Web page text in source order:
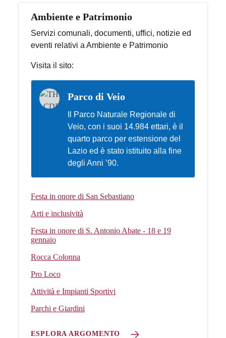
Ambiente e Patrimonio
Servizi comunali, documenti, uffici, notizie ed
eventi relativi a Ambiente e Patrimonio
Visita il sito:
Parco di Veio
Il Parco Naturale Regionale di
Veio, con i suoi 14.984 ettari, è il
quarto parco per estensione del
Lazio ed è stato istituito alla fine
degli Anni ’90.
Festa in onore di San Sebastiano
Arti e inclusività
Festa in onore di S. Antonio Abate - 18 e 19
gennaio
Rocca Colonna
Pro Loco
Attività e Impianti Sportivi
Parchi e Giardini
ESPLORA ARGOMENTO